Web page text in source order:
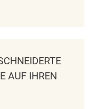
J
IHREN I